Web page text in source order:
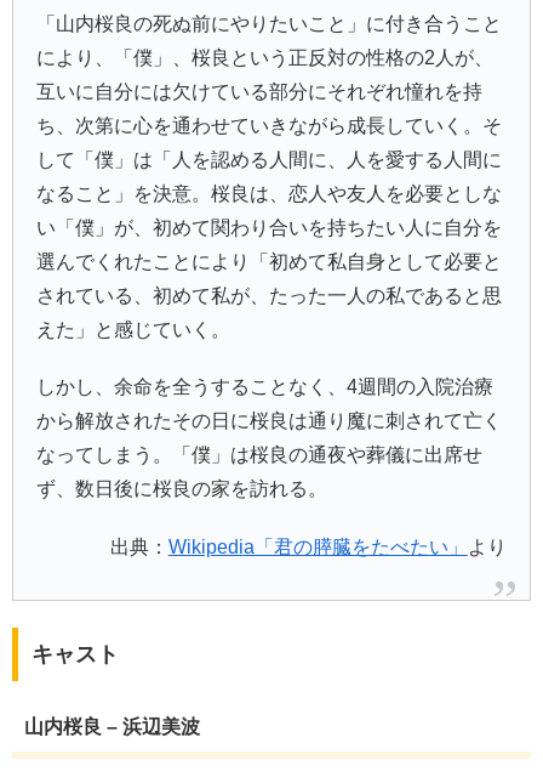
「山内桜良の死ぬ前にやりたいこと」に付き合うこと
により、「僕」、桜良という正反対の性格の2人が、
互いに自分には欠けている部分にそれぞれ憧れを持
ち、次第に心を通わせていきながら成長していく。そ
して「僕」は「人を認める人間に、人を愛する人間に
なること」を決意。桜良は、恋人や友人を必要としな
い「僕」が、初めて関わり合いを持ちたい人に自分を
選んでくれたことにより「初めて私自身として必要と
されている、初めて私が、たった一人の私であると思
えた」と感じていく。
しかし、余命を全うすることなく、4週間の入院治療
から解放されたその日に桜良は通り魔に刺されて亡く
なってしまう。「僕」は桜良の通夜や葬儀に出席せ
ず、数日後に桜良の家を訪れる。
出典： Wikipedia「君の膵臓をたべたい」 より
キャスト
山内桜良 – 浜辺美波